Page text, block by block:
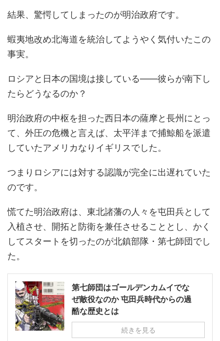
結果、驚愕してしまったのが明治政府です。
蝦夷地改め北海道を統治してようやく気付いたこの
事実。
ロシアと日本の国境は接している――彼らが南下し
たらどうなるのか？
明治政府の中枢を担った西日本の薩摩と長州にとっ
て、外圧の危機と言えば、太平洋まで捕鯨船を派遣
していたアメリカなりイギリスでした。
つまりロシアには対する認識が完全に出遅れていた
のです。
慌てた明治政府は、東北諸藩の人々を屯田兵として
入植させ、開拓と防衛を兼任させることとし、かく
してスタートを切ったのが北鎮部隊・第七師団でし
た。
第七師団はゴールデンカムイでな
ぜ敵役なのか 屯田兵時代からの過
酷な歴史とは
続きを見る